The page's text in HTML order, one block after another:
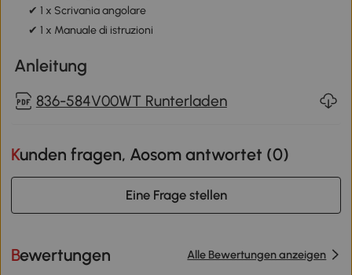
✔ 1 x Scrivania angolare
✔ 1 x Manuale di istruzioni
Anleitung
836-584V00WT Runterladen
Kunden fragen, Aosom antwortet (0)
Eine Frage stellen
Bewertungen Alle Bewertungen anzeigen